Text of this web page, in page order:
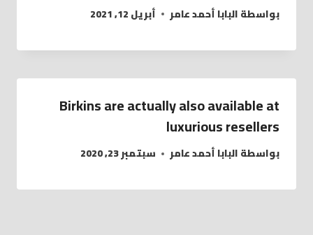
بواسطةالبابا أحمد عامر أبريل 12, 2021
Birkins are actually also available at
luxurious resellers
بواسطةالبابا أحمد عامر سبتمبر 23, 2020